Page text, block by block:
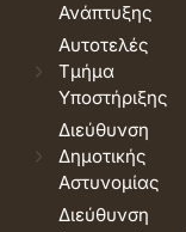
Ανάπτυξης
Αυτοτελές
Τμήμα
Υποστήριξης
Διεύθυνση
Δημοτικής
Αστυνομίας
Διεύθυνση